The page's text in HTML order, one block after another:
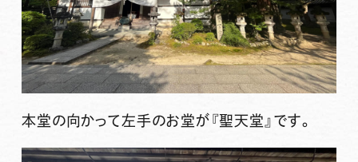
本堂の向かって左手のお堂が『聖天堂』です。